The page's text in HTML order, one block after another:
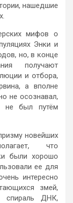
нашедшие
мифов о
Энки и
но, в конце
получают
и отбора,
а вполне
не осознавал,
не был путём
новейших
что
были хорошо
ее для
интересно
змей,
спираль ДНК,